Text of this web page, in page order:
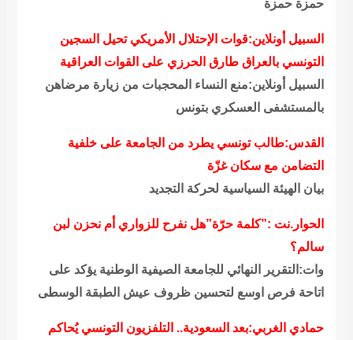
حمزة حمزة
السبيل أونلاين:قوات الإحتلال الأمريكي تحيل السجين
التونسي بالعراق طارق الحرزي على القوات العراقية
السبيل أونلاين:منع النساء المحجبات من زيارة مرضاهن
بالمستشفى العسكري بتونس
القدس:طالب تونسي يطرد من الجامعة على خلفية
التضامن مع سكان غزّة
بيان الهيئة السياسية لحركة التجديد
الحوار.نت :”كلمة حرّة”هل نفرح للزواري أم نحزن لبن
سالم؟
وات:التقرير النهائي للجامعة الصيفية الوطنية يؤكد على
اتاحة فرص اوسع لتحسين ظروف عيش الطبقة الوسطى
حمادي الغربي:بعد السعودية.. التلفزيون التونسي يُحاكم